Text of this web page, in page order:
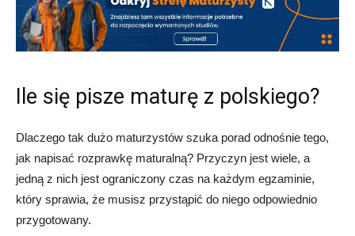
Ile się pisze maturę z polskiego?
Dlaczego tak dużo maturzystów szuka porad odnośnie tego,
jak napisać rozprawkę maturalną? Przyczyn jest wiele, a
jedną z nich jest ograniczony czas na każdym egzaminie,
który sprawia, że musisz przystąpić do niego odpowiednio
przygotowany.